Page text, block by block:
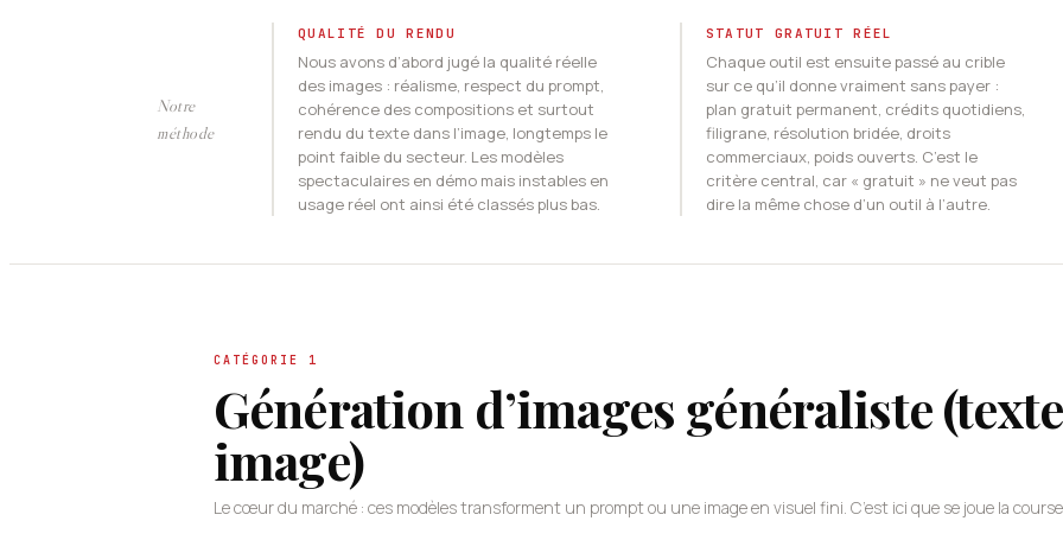
Notre
méthode
QUALITÉ DU RENDU
Nous avons d’abord jugé la qualité réelle
des images : réalisme, respect du prompt,
cohérence des compositions et surtout
rendu du texte dans l’image, longtemps le
point faible du secteur. Les modèles
spectaculaires en démo mais instables en
usage réel ont ainsi été classés plus bas.
STATUT GRATUIT RÉEL
Chaque outil est ensuite passé au crible
sur ce qu’il donne vraiment sans payer :
plan gratuit permanent, crédits quotidiens,
filigrane, résolution bridée, droits
commerciaux, poids ouverts. C’est le
critère central, car « gratuit » ne veut pas
dire la même chose d’un outil à l’autre.
CATÉGORIE 1
Génération d’images généraliste
image)
Le cœur du marché : ces modèles transforment un prompt ou une image en visuel fini. C’est ici que se joue la